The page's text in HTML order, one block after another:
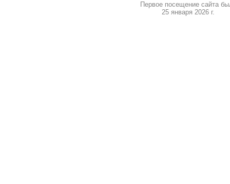
Первое посещение сайта
25 января 2026 г.